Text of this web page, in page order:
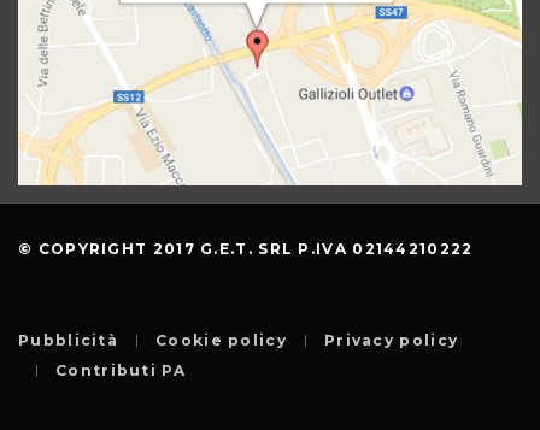
© COPYRIGHT 2017 G.E.T. SRL P.IVA 02144210222
Pubblicità Cookie policy
Privacy policy
Contributi PA